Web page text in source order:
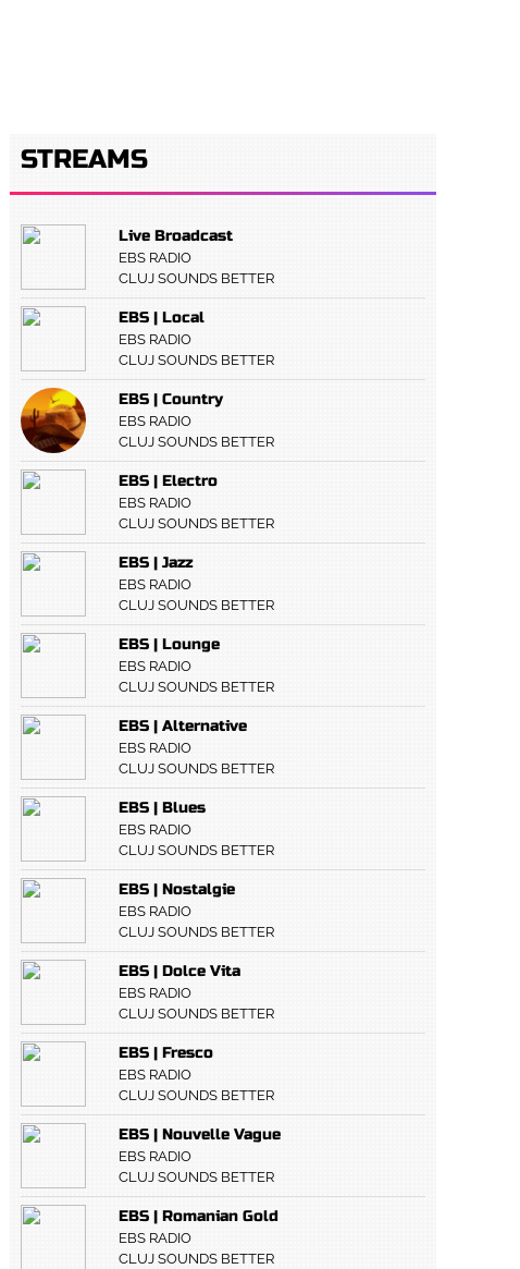
STREAMS
Live Broadcast
EBS RADIO
CLUJ SOUNDS BETTER
EBS | Local
EBS RADIO
CLUJ SOUNDS BETTER
EBS | Country
EBS RADIO
CLUJ SOUNDS BETTER
EBS | Electro
EBS RADIO
CLUJ SOUNDS BETTER
EBS | Jazz
EBS RADIO
CLUJ SOUNDS BETTER
EBS | Lounge
EBS RADIO
CLUJ SOUNDS BETTER
EBS | Alternative
EBS RADIO
CLUJ SOUNDS BETTER
EBS | Blues
EBS RADIO
CLUJ SOUNDS BETTER
EBS | Nostalgie
EBS RADIO
CLUJ SOUNDS BETTER
EBS | Dolce Vita
EBS RADIO
CLUJ SOUNDS BETTER
EBS | Fresco
EBS RADIO
CLUJ SOUNDS BETTER
EBS | Nouvelle Vague
EBS RADIO
CLUJ SOUNDS BETTER
EBS | Romanian Gold
EBS RADIO
CLUJ SOUNDS BETTER